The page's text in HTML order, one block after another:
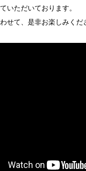
いただいております。
せて、是非お楽しみくだ